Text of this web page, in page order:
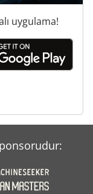
uygulama!